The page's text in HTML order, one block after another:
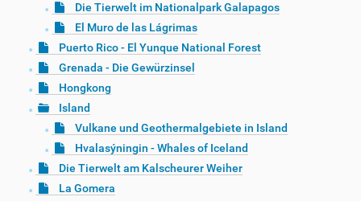
Die Tierwelt im Nationalpark Galapagos
El Muro de las Lágrimas
Puerto Rico - El Yunque National Forest
Grenada - Die Gewürzinsel
Hongkong
Island
Vulkane und Geothermalgebiete in Island
Hvalasýningin - Whales of Iceland
Die Tierwelt am Kalscheurer Weiher
La Gomera